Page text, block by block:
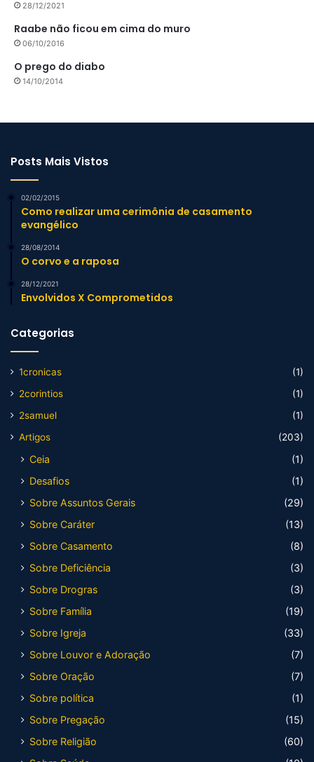
28/12/2021
Raabe não ficou em cima do muro
06/10/2016
O prego do diabo
14/10/2014
Posts Mais Vistos
02/02/2015
Como realizar uma cerimônia de casamento
evangélico
28/08/2014
O corvo e a raposa
28/12/2021
Envolvidos X Comprometidos
Categorias
1cronicas
(1)
2corintios
(1)
2samuel
(1)
Artigos
(203)
Ceia
(1)
Desafios
(1)
Sobre Assuntos Gerais
(29)
Sobre Caráter
(13)
Sobre Casamento
(8)
Sobre Deficiência
(3)
Sobre Drogras
(3)
Sobre Família
(19)
Sobre Igreja
(33)
Sobre Louvor e Adoração
(7)
Sobre Oração
(7)
Sobre política
(1)
Sobre Pregação
(15)
Sobre Religião
(60)